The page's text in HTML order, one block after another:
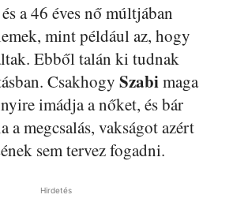
a 46 éves nő múltjában
mint például az, hogy
Ebből talán ki tudnak
Csakhogy Szabimaga
imádja a nőket, és bár
a megcsalás, vakságot azért
sem tervez fogadni.
Hirdetés